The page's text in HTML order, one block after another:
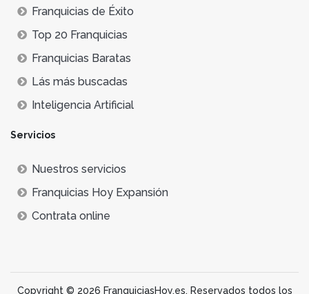
Franquicias de Éxito
Top 20 Franquicias
Franquicias Baratas
Lás más buscadas
Inteligencia Artificial
Servicios
Nuestros servicios
Franquicias Hoy Expansión
Contrata online
Copyright © 2026 FranquiciasHoy.es. Reservados todos los